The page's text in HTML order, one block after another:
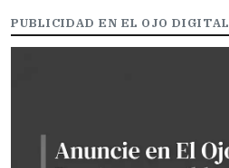
PUBLICIDAD EN EL OJO DIGITAL